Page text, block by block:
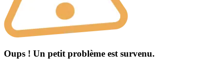
Oups ! Un petit problème est survenu.